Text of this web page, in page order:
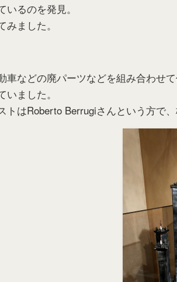
いるのを発見。
みました。
車などの廃パーツなどを組み合わせ
いました。
トはRoberto Berrugiさんという方で